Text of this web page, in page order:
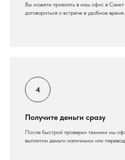
Вы можете приехать в наш офис в
договориться о встрече в удобное время.
Получите деньги сразу
После быстрой проверки техники мы
выплатим деньги наличными или